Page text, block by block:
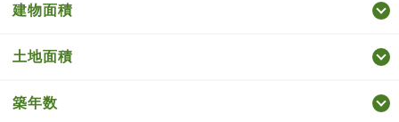
建物面積
土地面積
築年数